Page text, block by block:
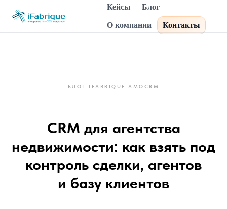
Кейсы Блог
О компании Контакты
БЛОГ IFABRIQUE AMOCRM
CRM для агентства
недвижимости: как взять под
контроль сделки, агентов
и базу клиентов